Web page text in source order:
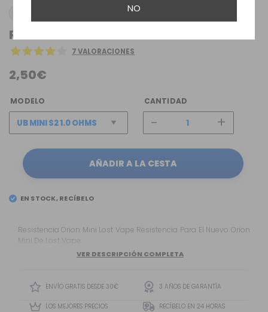
NO
7 VALORACIONES
2,50€
MODELO CANTIDAD
- +
AÑADIR A LA CESTA
EN STOCK, RECÍBELO
Resistencia Orion Mini Lost Vape Resistencia Para El Nuevo Orion
Mini De Lost Vape.
VER DESCRIPCIÓN COMPLETA
ENVÍO GRATIS DESDE 30€ 3 AÑOS DE GARANTÍA
LOS MEJORES PRECIOS RECÍBELO EN 24 HORAS